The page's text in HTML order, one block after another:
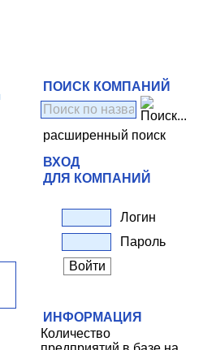
ПОИСК КОМПАНИЙ
расширенный поиск
ВХОД
ДЛЯ КОМПАНИЙ
Логин
Пароль
ИНФОРМАЦИЯ
Количество